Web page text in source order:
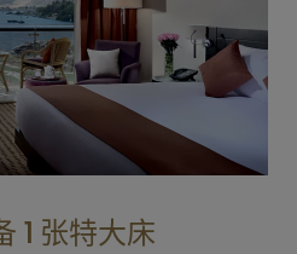
1 张特大床